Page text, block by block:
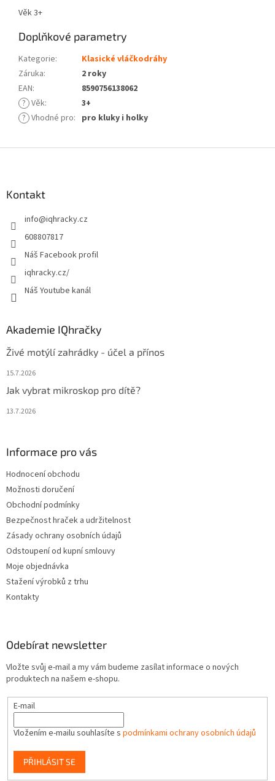
Věk 3+
Doplňkové parametry
Kategorie:
Klasické vláčkodráhy
Záruka:
2 roky
EAN:
8590756138062
? Věk:
3+
? Vhodné pro: pro kluky i holky
Kontakt
info@iqhracky.cz
608807817
Náš Facebook profil
iqhracky.cz/
Náš Youtube kanál
Akademie IQhračky
Živé motýlí zahrádky - účel a přínos
15.7.2026
Jak vybrat mikroskop pro dítě?
13.7.2026
Informace pro vás
Hodnocení obchodu
Možnosti doručení
Obchodní podmínky
Bezpečnost hraček a udržitelnost
Zásady ochrany osobních údajů
Odstoupení od kupní smlouvy
Moje objednávka
Stažení výrobků z trhu
Kontakty
Odebírat newsletter
Vložte svůj e-mail a my vám budeme zasílat informace o nových
produktech na našem e-shopu.
E-mail
Vložením e-mailu souhlasíte s podmínkami ochrany osobních údajů
PŘIHLÁSIT SE